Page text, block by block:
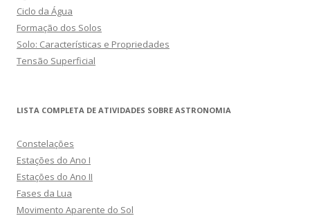
Ciclo da Água
Formação dos Solos
Solo: Características e Propriedades
Tensão Superficial
LISTA COMPLETA DE ATIVIDADES SOBRE ASTRONOMIA
Constelações
Estações do Ano I
Estações do Ano II
Fases da Lua
Movimento Aparente do Sol